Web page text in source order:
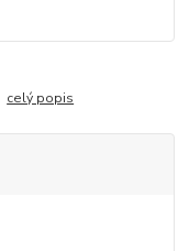
celý popis